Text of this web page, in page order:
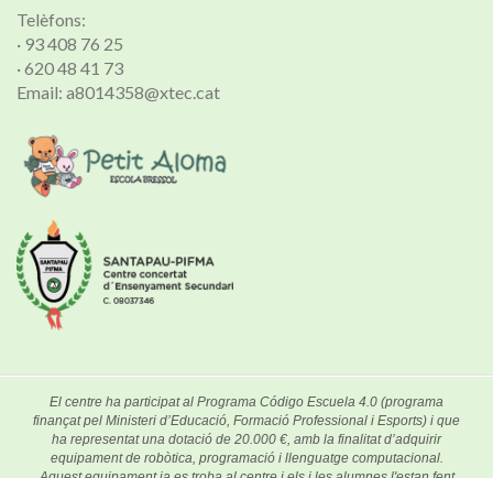
Telèfons:
· 93 408 76 25
· 620 48 41 73
Email: a8014358@xtec.cat
El centre ha participat al Programa Código Escuela 4.0 (programa
finançat pel Ministeri d’Educació, Formació Professional i Esports) i que
ha representat una dotació de 20.000 €, amb la finalitat d’adquirir
equipament de robòtica, programació i llenguatge computacional.